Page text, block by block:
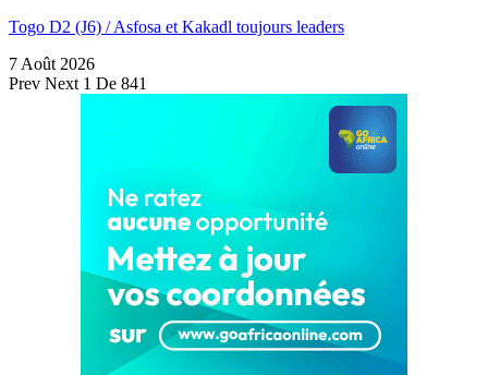
Togo D2 (J6) / Asfosa et Kakadl toujours leaders
7 Août 2026
Prev Next 1 De 841